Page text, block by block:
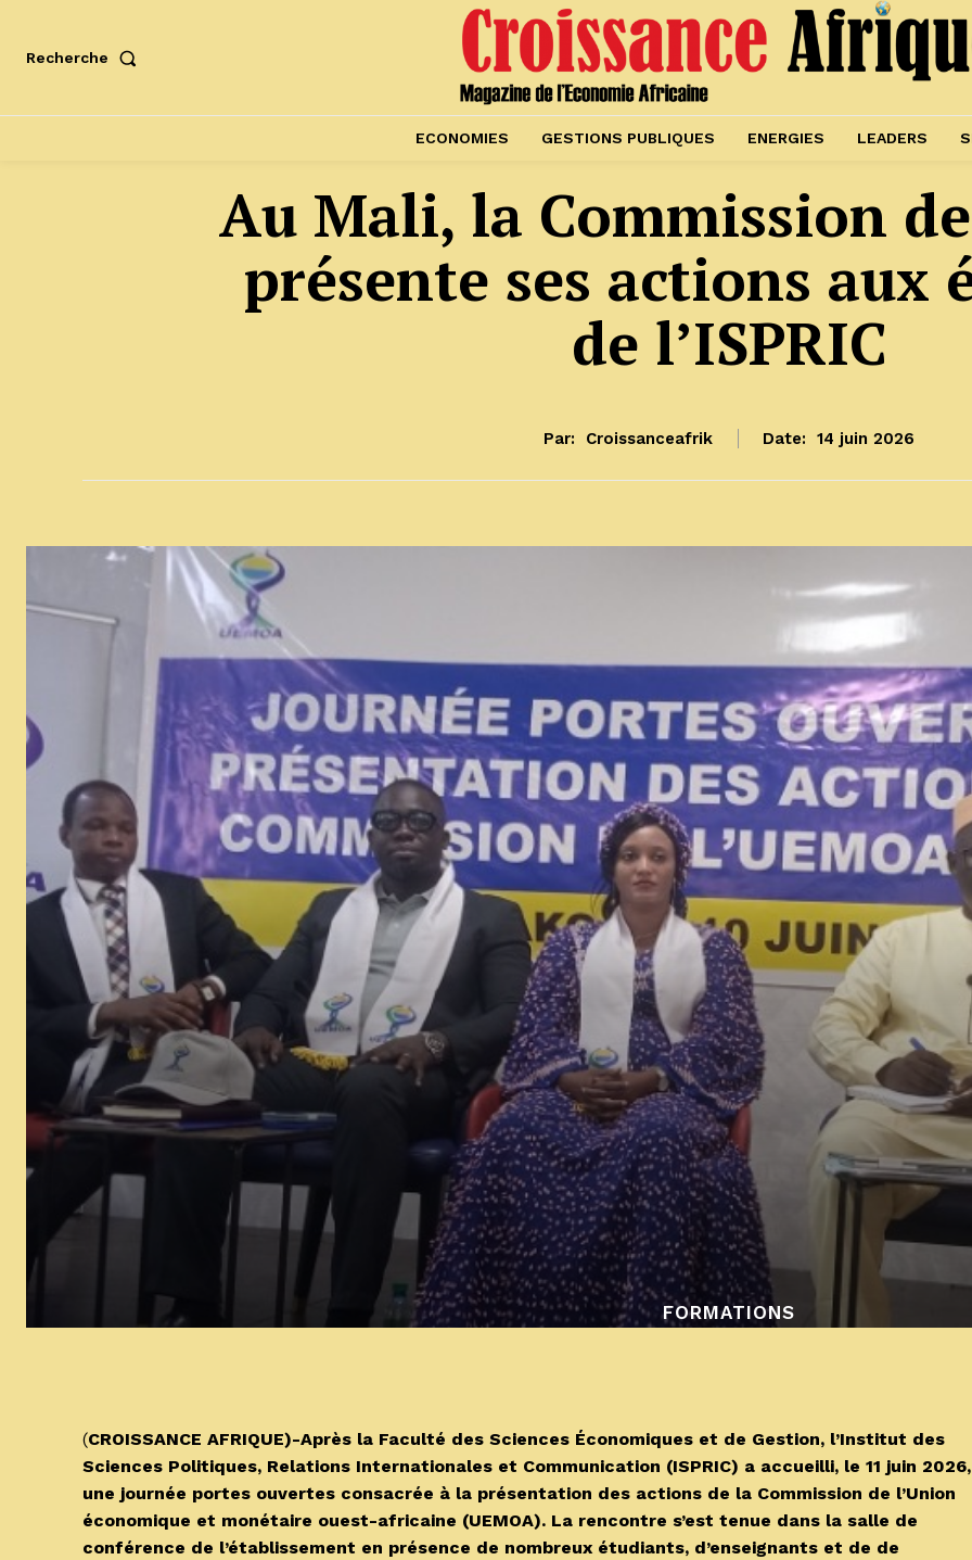
Recherche
ECONOMIES GESTIONS PUBLIQUES ENERGIES LEADERS
‎Au Mali, la Commission de
présente ses actions aux
de l’ISPRIC
Par: Croissanceafrik Date: 14 juin 2026
FORMATIONS
‎(CROISSANCE AFRIQUE)-Après la Faculté des Sciences Économiques et de Gestion, l’Institut des
Sciences Politiques, Relations Internationales et Communication (ISPRIC) a accueilli, le 11 juin 2026,
une journée portes ouvertes consacrée à la présentation des actions de la Commission de l’Union
économique et monétaire ouest-africaine (UEMOA). La rencontre s’est tenue dans la salle de
conférence de l’établissement en présence de nombreux étudiants, d’enseignants et de de